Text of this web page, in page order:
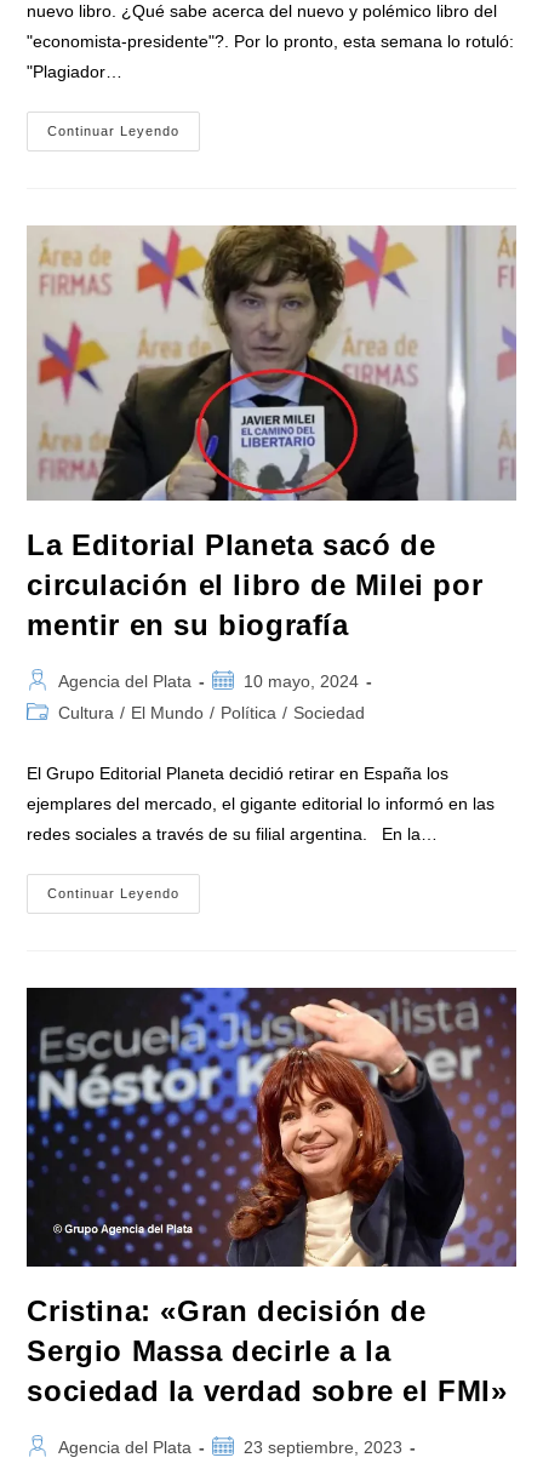
nuevo libro. ¿Qué sabe acerca del nuevo y polémico libro del
"economista-presidente"?. Por lo pronto, esta semana lo rotuló:
"Plagiador…
Continuar Leyendo
Descubrió
Milei
En
Su
Nuevo
Libro,
Que
Veces
Hasta
Su
Biografía
Es
Inventada
La Editorial Planeta sacó de
circulación el libro de Milei por
mentir en su biografía
Autor
de
Agencia del Plata
Publicación
de
10 mayo, 2024
Categoría
entrada:
Cultura / El Mundo / Política / Sociedad
El Grupo Editorial Planeta decidió retirar en España los
ejemplares del mercado, el gigante editorial lo informó en las
redes sociales a través de su filial argentina. En la…
Continuar Leyendo
Editorial
El
Libro
De
Milei
Por
Mentir
En
Su
Biografía
Cristina: «Gran decisión de
Sergio Massa decirle a la
sociedad la verdad sobre el FMI»
AutorAgencia del Plata
Publicación
23 septiembre, 2023